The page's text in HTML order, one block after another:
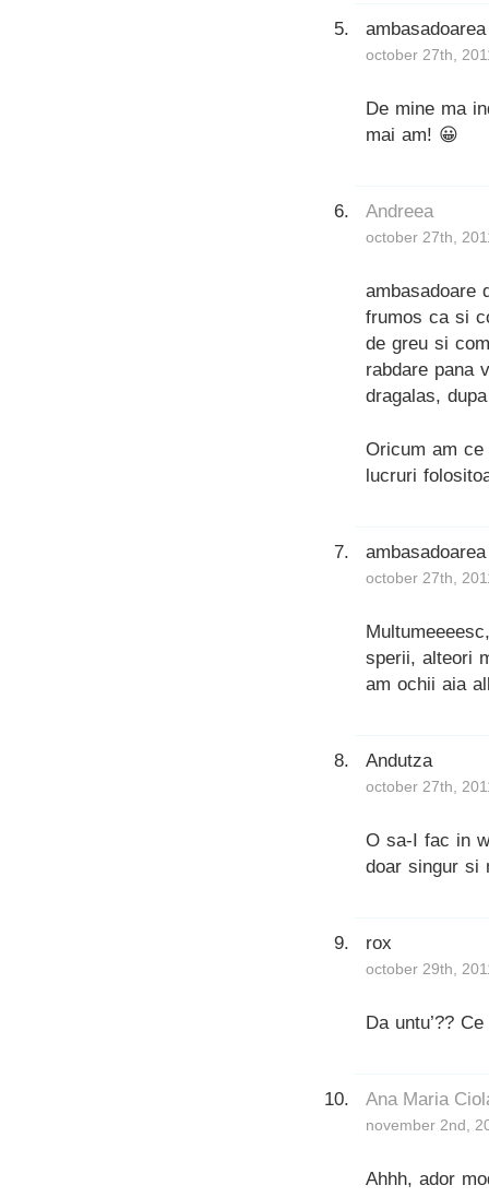
ambasadoarea
october 27th,
De mine ma
mai am! 😀
Andreea
october 27th,
ambasadoare
frumos ca si
de greu si
rabdare pana
dragalas,
Oricum am
lucruri
ambasadoarea
october 27th,
sperii, alteori
am ochii aia
Andutza
october 27th,
O sa-I fac in
doar singur si
rox
october 29th,
Da untu’??
Ana Maria
november 2nd,
Ahhh, ador